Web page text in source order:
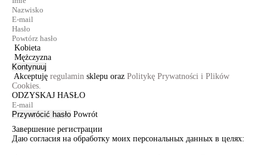
Kobieta
Mężczyzna
Kontynuuj
Akceptuję regulamin sklepu oraz Politykę Prywatności i Plików
Cookies.
ODZYSKAJ HASŁO
Przywrócić hasło Powrót
Завершение регистрации
Даю согласия на обработку моих персональных данных в целях: